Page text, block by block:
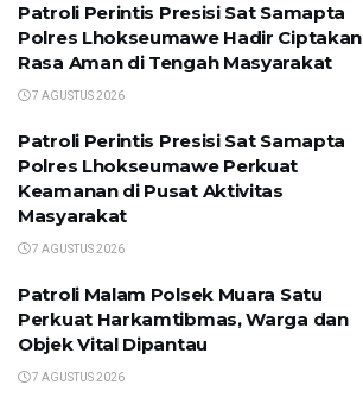
Patroli Perintis Presisi Sat Samapta
Polres Lhokseumawe Hadir Ciptakan
Rasa Aman di Tengah Masyarakat
7 AGUSTUS 2026
Patroli Perintis Presisi Sat Samapta
Polres Lhokseumawe Perkuat
Keamanan di Pusat Aktivitas
Masyarakat
7 AGUSTUS 2026
Patroli Malam Polsek Muara Satu
Perkuat Harkamtibmas, Warga dan
Objek Vital Dipantau
7 AGUSTUS 2026